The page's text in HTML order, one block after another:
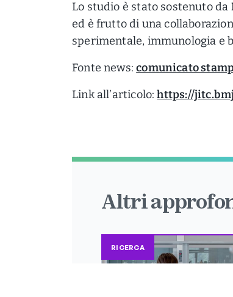
Lo studio è stato sostenuto da
ed è frutto di una
sperimentale, immunologia e
Fonte news:comunicato
Link all’articolo:https://
Altri
RICERCA